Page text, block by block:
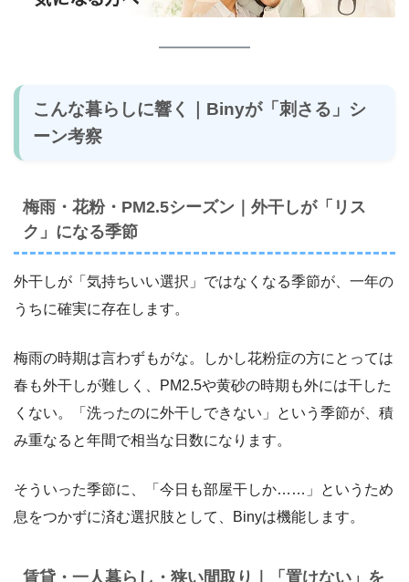
こんな暮らしに響く｜Binyが「刺さる」シ
ーン考察
梅雨・花粉・PM2.5シーズン｜外干しが「リス
ク」になる季節
外干しが「気持ちいい選択」ではなくなる季節が、一年の
うちに確実に存在します。
梅雨の時期は言わずもがな。しかし花粉症の方にとっては
春も外干しが難しく、PM2.5や黄砂の時期も外には干した
くない。「洗ったのに外干しできない」という季節が、積
み重なると年間で相当な日数になります。
そういった季節に、「今日も部屋干しか……」というため
息をつかずに済む選択肢として、Binyは機能します。
賃貸・一人暮らし・狭い間取り｜「置けない」を